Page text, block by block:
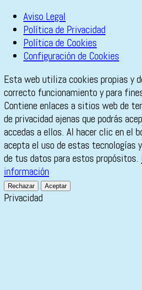
Aviso Legal
Política de Privacidad
Política de Cookies
Configuración de Cookies
Esta web utiliza cookies propias y
correcto funcionamiento y para
Contiene enlaces a sitios web de
de privacidad ajenas que podrás
accedas a ellos. Al hacer clic en el
acepta el uso de estas tecnologías
de tus datos para estos propósitos.
información
Rechazar Aceptar
Privacidad